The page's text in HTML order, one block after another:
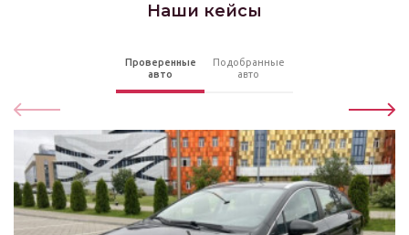
Наши кейсы
Проверенные
авто
Подобранные
авто